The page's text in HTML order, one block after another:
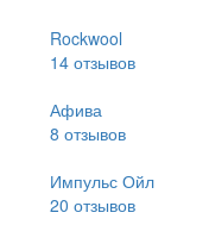
Rockwool
14отзывов
Афива
8 отзывов
Импульс Ойл
20 отзывов